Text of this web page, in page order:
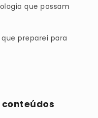
que possam
preparei para